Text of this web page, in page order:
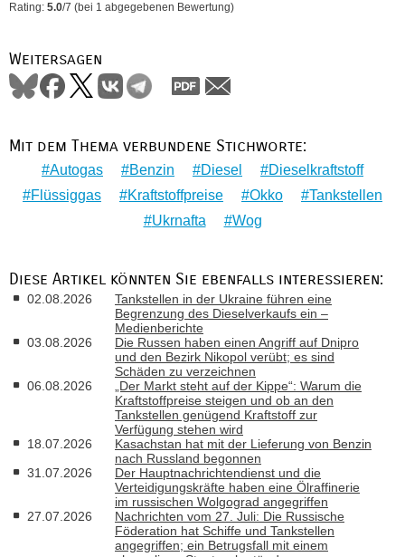
Rating: 5.0/7 (bei 1 abgegebenen Bewertung)
Weitersagen
Mit dem Thema verbundene Stichworte:
Autogas Benzin Diesel
Dieselkraftstoff
Flüssiggas
Kraftstoffpreise Okko
Tankstellen
Ukrnafta
Wog
Diese Artikel könnten Sie ebenfalls interessieren:
02.08.2026
Tankstellen in der Ukraine führen eine
Begrenzung des Dieselverkaufs ein –
Medienberichte
03.08.2026
Die Russen haben einen Angriff auf Dnipro
und den Bezirk Nikopol verübt; es sind
Schäden zu verzeichnen
06.08.2026
„Der Markt steht auf der Kippe“: Warum die
Kraftstoffpreise steigen und ob an den
Tankstellen genügend Kraftstoff zur
Verfügung stehen wird
18.07.2026
Kasachstan hat mit der Lieferung von Benzin
nach Russland begonnen
31.07.2026
Der Hauptnachrichtendienst und die
Verteidigungskräfte haben eine Ölraffinerie
im russischen Wolgograd angegriffen
27.07.2026
Nachrichten vom 27. Juli: Die Russische
Föderation hat Schiffe und Tankstellen
angegriffen; ein Betrugsfall mit einem